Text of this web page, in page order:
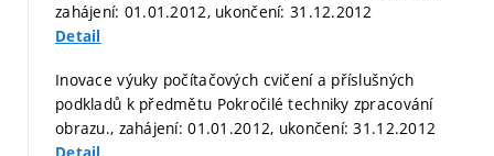
zahájení: 01.01.2012, ukončení: 31.12.2012
Detail
Inovace výuky počítačových cvičení a příslušných
podkladů k předmětu Pokročilé techniky zpracování
obrazu., zahájení: 01.01.2012, ukončení: 31.12.2012